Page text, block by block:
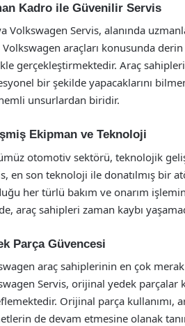
Kadro ile Güvenilir Servis
Volkswagen Servis, alanında
araçları konusunda
gerçekleştirmektedir. Araç
bir şekilde yapacaklarını
unsurlardan biridir.
Ekipman ve Teknoloji
otomotiv sektörü, teknolojik
en son teknoloji ile donatılmış bir
her türlü bakım ve onarım
araç sahipleri zaman kaybı
Parça Güvencesi
araç sahiplerinin en çok
Servis, orijinal yedek parçalar
Orijinal parça kullanımı,
de devam etmesine olanak